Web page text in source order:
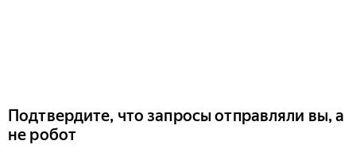
Подтвердите, что запросы отправляли вы, а
не робот